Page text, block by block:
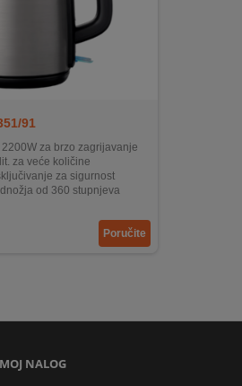
91
za brzo zagrijavanje
za veće količine
za sigurnost
od 360 stupnjeva
Poručite
MOJ NALOG